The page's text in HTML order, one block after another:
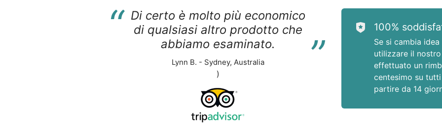
“
Di certo è molto più economico
di qualsiasi altro prodotto che
abbiamo esaminato.
“
Lynn B. - Sydney, Australia
)
100%
Se si cambia
utilizzare il
effettuato un
centesimo su
partire da 14